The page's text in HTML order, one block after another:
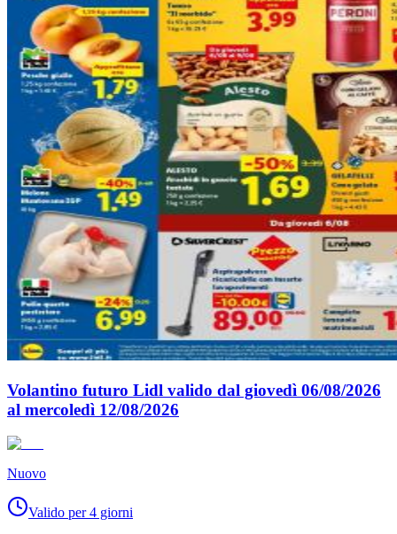
Volantino futuro Lidl valido dal giovedì 06/08/2026
al mercoledì 12/08/2026
Nuovo
Valido per 4 giorni